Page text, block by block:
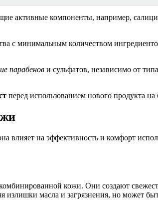
активные компоненты, например,
с минимальным количеством
парабенов и сульфатов, независимо от
перед использованием нового продукта
влияет на эффективность и комфорт
кожи. Они создают
излишки масла и загрязнения, но может